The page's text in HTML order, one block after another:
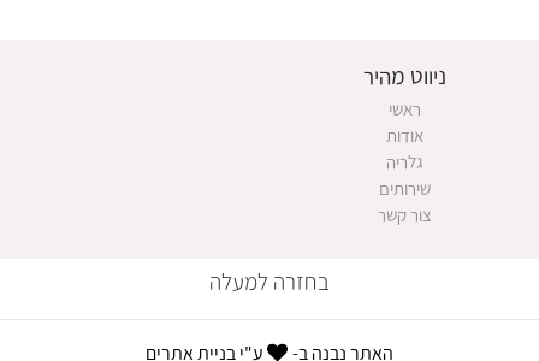
ניווט מהיר
ראשי
אודות
גלריה
שירותים
צור קשר
בחזרה למעלה
האתר נבנה ב- ע"י בניית אתרים